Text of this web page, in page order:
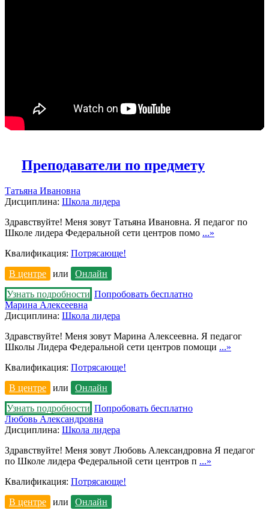
Преподаватели по предмету
Татьяна Ивановна
Дисциплина: Школа лидера
Здравствуйте! Меня зовут Татьяна Ивановна. Я педагог по
Школе лидера Федеральной сети центров помо ...»
Квалификация: Потрясающе!
В центре
или
Онлайн
Узнать подробности Попробовать бесплатно
Марина Алексеевна
Дисциплина: Школа лидера
Здравствуйте! Меня зовут Марина Алексеевна. Я педагог
Школы Лидера Федеральной сети центров помощи ...»
Квалификация: Потрясающе!
В центре
или
Онлайн
Узнать подробности Попробовать бесплатно
Любовь Александровна
Дисциплина: Школа лидера
Здравствуйте! Меня зовут Любовь Александровна Я педагог
по Школе лидера Федеральной сети центров п ...»
Квалификация: Потрясающе!
В центре
или
Онлайн